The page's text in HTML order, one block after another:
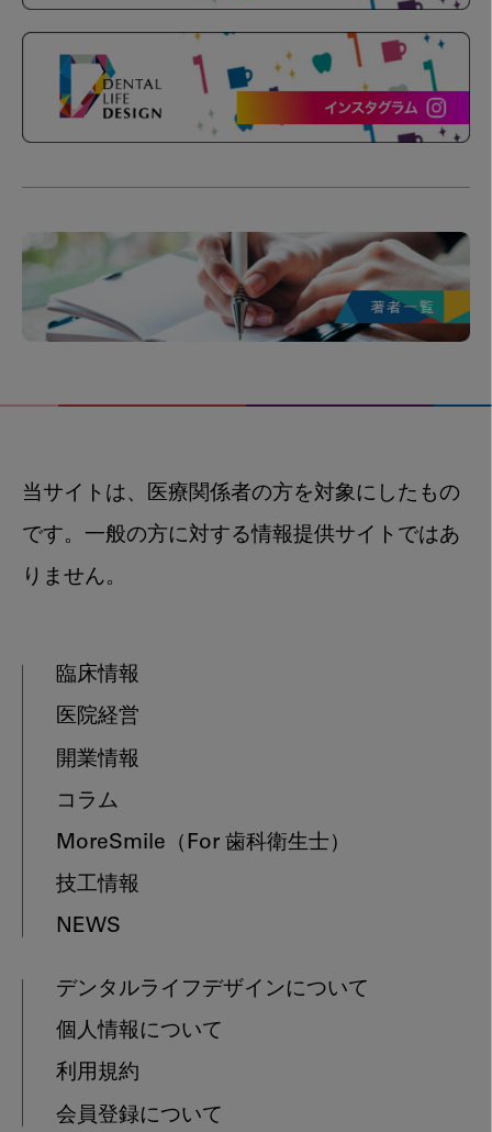
当サイトは、医療関係者の方を対象にしたもの
です。一般の方に対する情報提供サイトではあ
りません。
臨床情報
医院経営
開業情報
コラム
MoreSmile （For 歯科衛生士）
技工情報
NEWS
デンタルライフデザインについて
個人情報について
利用規約
会員登録について